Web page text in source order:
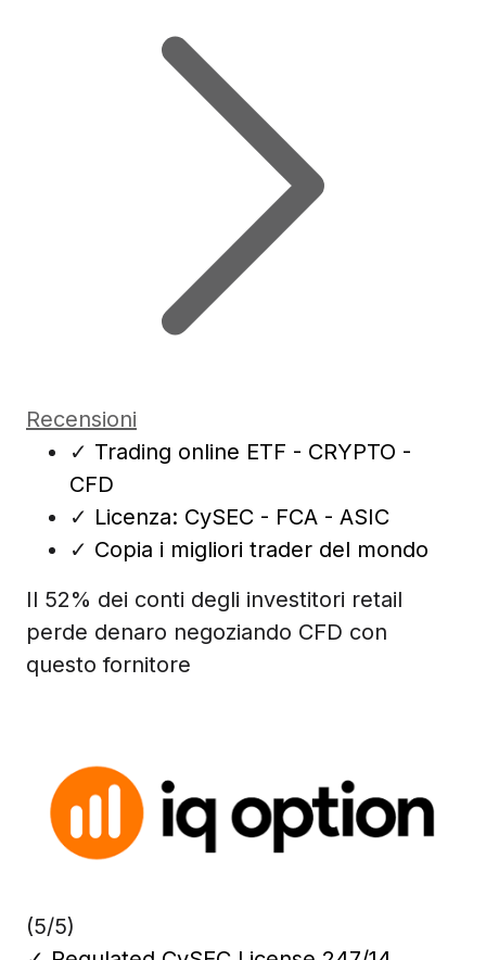
Recensioni
✓ Trading online ETF - CRYPTO -
CFD
✓ Licenza: CySEC - FCA - ASIC
✓ Copia i migliori trader del mondo
Il 52% dei conti degli investitori retail
perde denaro negoziando CFD con
questo fornitore
(5/5)